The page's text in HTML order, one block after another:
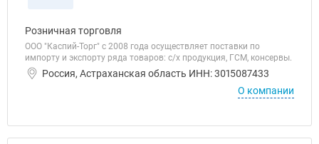
Розничная торговля
ООО "Каспий-Торг" с 2008 года осуществляет поставки по
импорту и экспорту ряда товаров: с/х продукция, ГСМ, консервы.
Россия, Астраханская область ИНН: 3015087433
О компании